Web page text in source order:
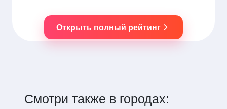
Открыть полный рейтинг
Смотри также в городах: